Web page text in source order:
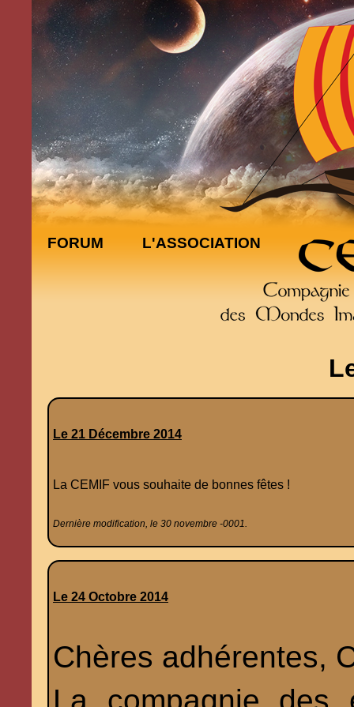
FORUM L'ASSOCIATION
Le 21 Décembre 2014
La CEMIF vous souhaite de bonnes fêtes !
Dernière modification, le 30 novembre -0001.
Le 24 Octobre 2014
Chères adhérentes,